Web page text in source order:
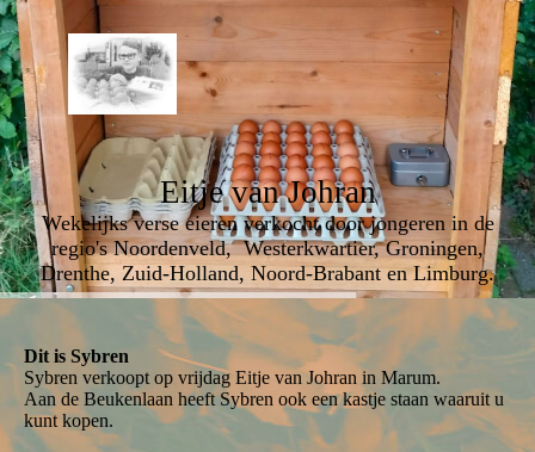
Eitje van Johran
Wekelijks verse eieren verkocht door jongeren in de
regio's Noordenveld, Westerkwartier, Groningen,
Drenthe, Zuid-Holland, Noord-Brabant en Limburg.
Dit is Sybren
Sybren verkoopt op vrijdag Eitje van Johran in Marum.
Aan de Beukenlaan heeft Sybren ook een kastje staan waaruit u
kunt kopen.